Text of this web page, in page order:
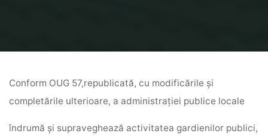
Conform OUG 57,republicată, cu modificările şi
completările ulterioare, a administraţiei publice locale
îndrumă şi supraveghează activitatea gardienilor publici,